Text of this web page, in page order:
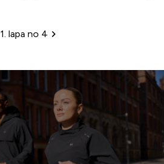
Lapu šķirošana
1. lapa no 4